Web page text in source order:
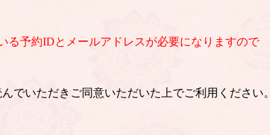
る予約IDとメールアドレスが必要になりますので
でいただきご同意いただいた上でご利用ください。